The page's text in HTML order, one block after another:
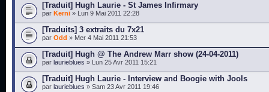
[Traduit] Hugh Laurie - St James Infirmary
par Kerni » Lun 9 Mai 2011 22:28
[Traduits] 3 extraits du 7x21
par Odd » Mer 4 Mai 2011 21:53
[Traduit] Hugh @ The Andrew Marr show (24-04-2011)
par laurieblues » Lun 25 Avr 2011 15:21
[Traduit] Hugh Laurie - Interview and Boogie with Jools
par laurieblues » Sam 23 Avr 2011 19:46